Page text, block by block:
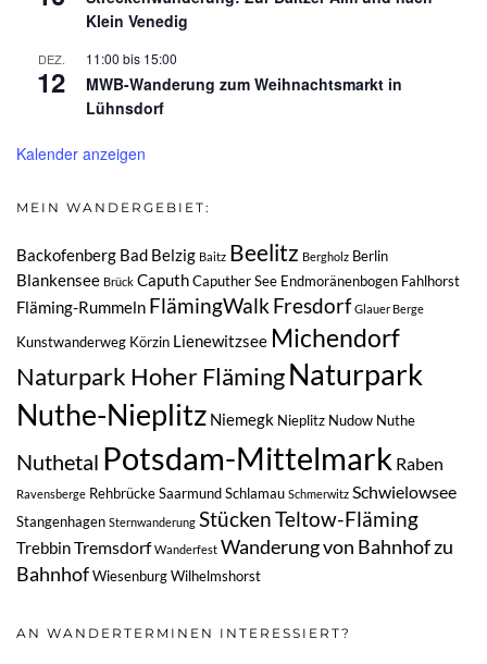
Klein Venedig
DEZ.
12
11:00 bis 15:00
MWB-Wanderung zum Weihnachtsmarkt in
Lühnsdorf
Kalender anzeigen
MEIN WANDERGEBIET:
Backofenberg Bad Belzig Baitz Beelitz Bergholz Berlin
Blankensee Brück CaputhCaputher See Endmoränenbogen Fahlhorst
Fläming-Rummeln FlämingWalkFresdorf Glauer Berge
Kunstwanderweg Körzin Lienewitzsee Michendorf
Naturpark Hoher FlämingNaturpark
Nuthe-Nieplitz Niemegk Nieplitz Nudow Nuthe
Nuthetal Potsdam-Mittelmark Raben
Ravensberge RehbrückeSaarmundSchlamau Schmerwitz Schwielowsee
Stangenhagen Sternwanderung StückenTeltow-Fläming
TrebbinTremsdorf Wanderfest Wanderung von Bahnhof zu
BahnhofWiesenburgWilhelmshorst
AN WANDERTERMINEN INTERESSIERT?